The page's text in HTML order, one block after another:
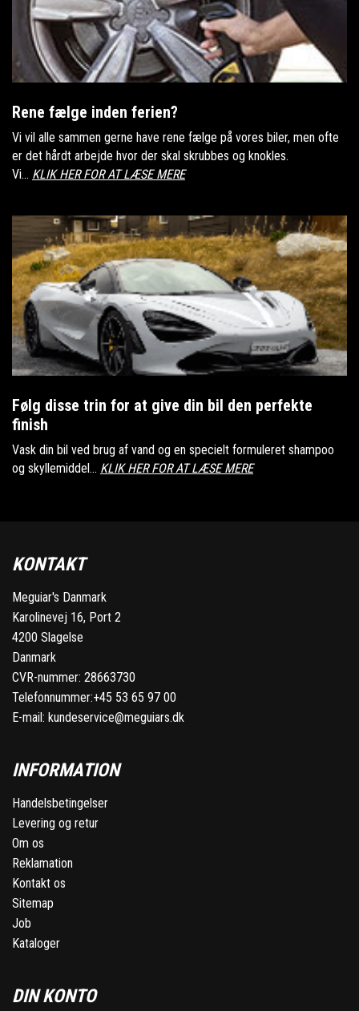
Rene fælge inden ferien?
Vi vil alle sammen gerne have rene fælge på vores biler, men ofte
er det hårdt arbejde hvor der skal skrubbes og knokles.
Vi... KLIK HER FOR AT LÆSE MERE
Følg disse trin for at give din bil den perfekte
finish
Vask din bil ved brug af vand og en specielt formuleret shampoo
og skyllemiddel... KLIK HER FOR AT LÆSE MERE
KONTAKT
Meguiar's Danmark
Karolinevej 16, Port 2
4200 Slagelse
Danmark
CVR-nummer: 28663730
Telefonnummer:+45 53 65 97 00
E-mail: kundeservice@meguiars.dk
INFORMATION
Handelsbetingelser
Levering og retur
Om os
Reklamation
Kontakt os
Sitemap
Job
Kataloger
DIN KONTO